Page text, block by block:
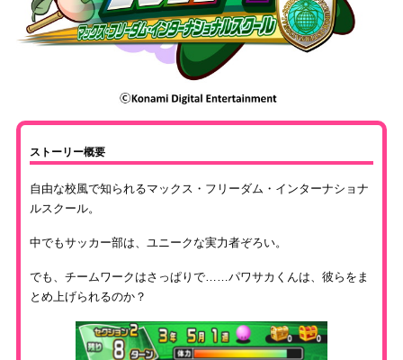
ストーリー概要
自由な校風で知られるマックス・フリーダム・インターナショナ
ルスクール。
中でもサッカー部は、ユニークな実力者ぞろい。
でも、チームワークはさっぱりで……パワサカくんは、彼らをま
とめ上げられるのか？